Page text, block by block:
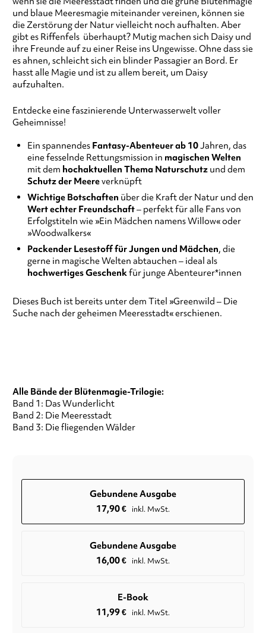
und blaue Meeresmagie miteinander vereinen, können sie
die Zerstörung der Natur vielleicht noch aufhalten. Aber
gibt es Riffenfels überhaupt? Mutig machen sich Daisy und
ihre Freunde auf zu einer Reise ins Ungewisse. Ohne dass sie
es ahnen, schleicht sich ein blinder Passagier an Bord. Er
hasst alle Magie und ist zu allem bereit, um Daisy
aufzuhalten.
Entdecke eine faszinierende Unterwasserwelt voller
Geheimnisse!
Ein spannendes Fantasy-Abenteuer ab 10Jahren, das
eine fesselnde Rettungsmission in magischen Welten
mit dem hochaktuellen Thema Naturschutzund dem
Schutz der Meereverknüpft
Wichtige Botschaften über die Kraft der Natur und den
Wert echter Freundschaft– perfekt für alle Fans von
Erfolgstiteln wie »Ein Mädchen namens Willow« oder
»Woodwalkers«
Packender Lesestoff für Jungen und Mädchen, die
gerne in magische Welten abtauchen – ideal als
hochwertiges Geschenkfür junge Abenteurer*innen
Dieses Buch ist bereits unter dem Titel »Greenwild – Die
Suche nach der geheimen Meeresstadt« erschienen.
Alle Bände der Blütenmagie-Trilogie:
Band 1: Das Wunderlicht
Band 2: Die Meeresstadt
Band 3: Die fliegenden Wälder
Gebundene Ausgabe
17,90€ inkl. MwSt.
Gebundene Ausgabe
16,00€ inkl. MwSt.
E-Book
11,99€ inkl. MwSt.